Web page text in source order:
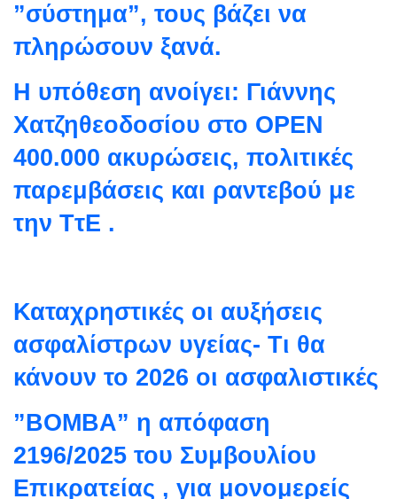
”σύστημα”, τους βάζει να
πληρώσουν ξανά.
Η υπόθεση ανοίγει: Γιάννης
Χατζηθεοδοσίου στο OPEN
400.000 ακυρώσεις, πολιτικές
παρεμβάσεις και ραντεβού με
την ΤτΕ .
Καταχρηστικές οι αυξήσεις
ασφαλίστρων υγείας- Τι θα
κάνουν το 2026 οι ασφαλιστικές
”ΒΟΜΒΑ” η απόφαση
2196/2025 του Συμβουλίου
Επικρατείας , για μονομερείς